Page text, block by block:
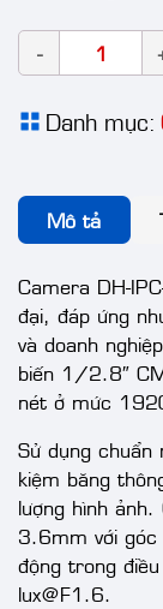
Danh mục:
Mô tả
Camera DH-
đại, đáp ứng
và doanh
biến 1/2.8″
nét ở mức
Sử dụng
kiệm băng
lượng hình
3.6mm với góc
động trong
lux@F1.6.